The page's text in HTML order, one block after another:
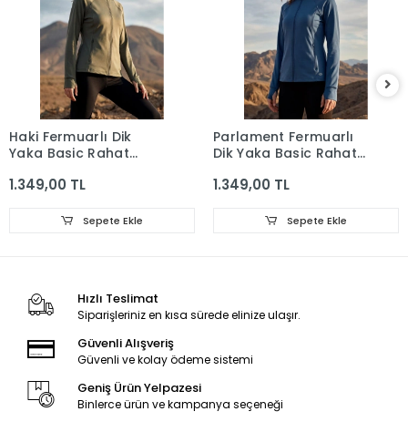
Haki Fermuarlı Dik
Yaka Basic Rahat
Ceketi - 97310
1.349,00 TL
Sepete Ekle
Parlament Fermuarlı
Dik Yaka Basic Rahat
Ceketi - 97310
1.349,00 TL
Sepete Ekle
Hızlı Teslimat
Siparişleriniz en kısa sürede elinize ulaşır.
Güvenli Alışveriş
Güvenli ve kolay ödeme sistemi
Geniş Ürün Yelpazesi
Binlerce ürün ve kampanya seçeneği